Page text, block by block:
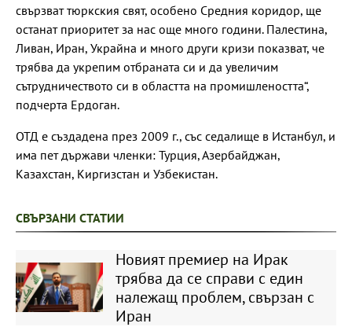
свързват тюркския свят, особено Средния коридор, ще
останат приоритет за нас още много години. Палестина,
Ливан, Иран, Украйна и много други кризи показват, че
трябва да укрепим отбраната си и да увеличим
сътрудничеството си в областта на промишлеността“,
подчерта Ердоган.
ОТД е създадена през 2009 г., със седалище в Истанбул, и
има пет държави членки: Турция, Азербайджан,
Казахстан, Киргизстан и Узбекистан.
СВЪРЗАНИ СТАТИИ
Новият премиер на Ирак
трябва да се справи с един
належащ проблем, свързан с
Иран